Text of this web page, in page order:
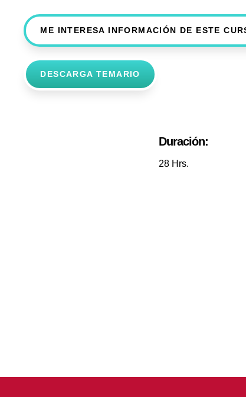
ME INTERESA INFORMACIÓN DE ESTE
DESCARGA TEMARIO
Duración:
28 Hrs.